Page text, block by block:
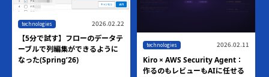
technologies 2026.02.22
【5分で試す】フローのデータテ
ーブルで列編集ができるように
なった(Spring’26)
technologies 2026.02.11
Kiro × AWS Security Agent：
作るのもレビューもAIに任せる